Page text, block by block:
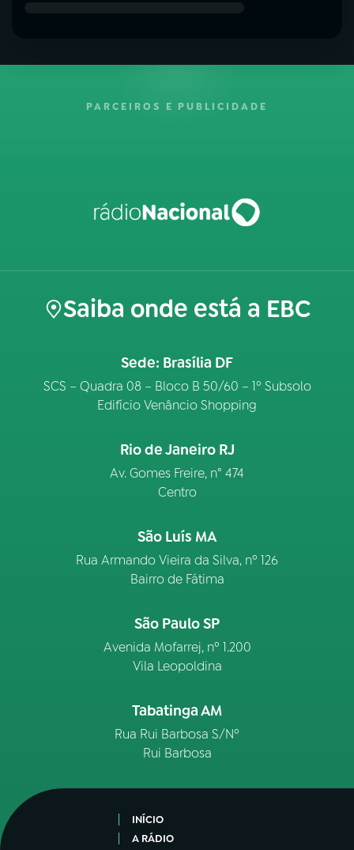
PARCEIROS E PUBLICIDADE
Saiba onde está a EBC
Sede: Brasília DF
SCS – Quadra 08 – Bloco B 50/60 – 1º Subsolo
Edifício Venâncio Shopping
Rio de Janeiro RJ
Av. Gomes Freire, n° 474
Centro
São Luís MA
Rua Armando Vieira da Silva, nº 126
Bairro de Fátima
São Paulo SP
Avenida Mofarrej, nº 1.200
Vila Leopoldina
Tabatinga AM
Rua Rui Barbosa S/Nº
Rui Barbosa
INÍCIO
A RÁDIO